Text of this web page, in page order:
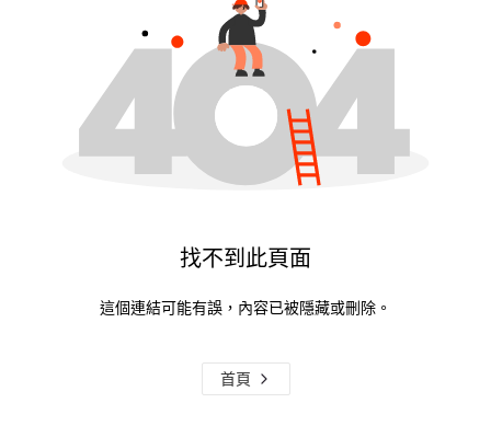
找不到此頁面
這個連結可能有誤，內容已被隱藏或刪除。
首頁